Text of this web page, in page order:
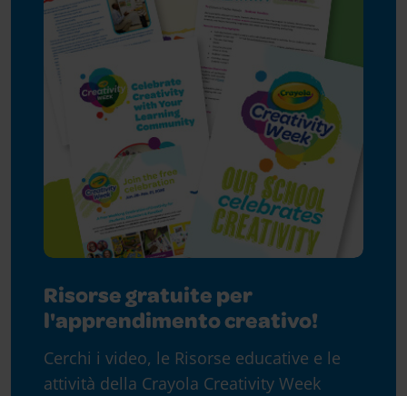
Risorse gratuite per
l'apprendimento creativo!
Cerchi i video, le Risorse educative e le
attività della Crayola Creativity Week